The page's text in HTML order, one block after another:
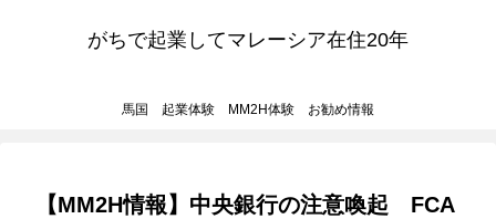
がちで起業してマレーシア在住20年
馬国 起業体験 MM2H体験 お勧め情報
【MM2H情報】中央銀行の注意喚起 FCA